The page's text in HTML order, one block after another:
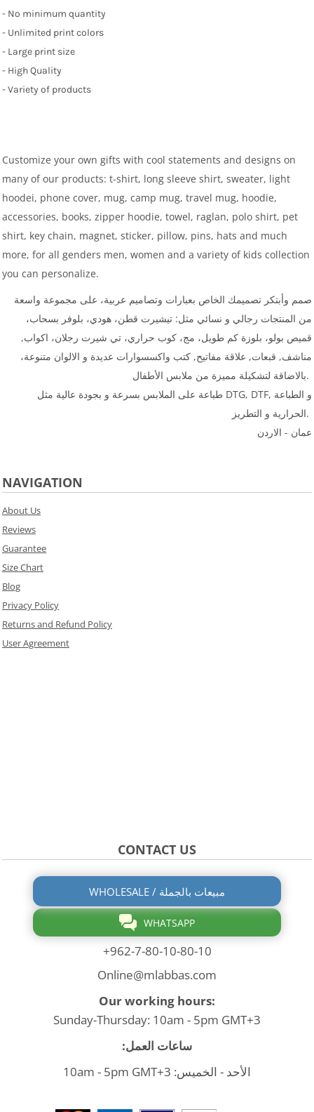
- No minimum quantity
- Unlimited print colors
- Large print size
- High Quality
- Variety of products
Customize your own gifts with cool statements and designs on
many of our products: t-shirt, long sleeve shirt, sweater, light
hoodei, phone cover, mug, camp mug, travel mug, hoodie,
accessories, books, zipper hoodie, towel, raglan, polo shirt, pet
shirt, key chain, magnet, sticker, pillow, pins, hats and much
more, for all genders men, women and a variety of kids collection
you can personalize.
صمم وأبتكر تصميمك الخاص بعبارات وتصاميم عربية، على مجموعة واسعة
من المنتجات رجالي و نسائي مثل: تيشيرت قطن، هودي، بلوفر بسحاب،
قميص بولو، بلوزة كم طويل، مج، كوب حراري، تي شيرت رجلان، اكواب,
مناشف, قبعات, علاقة مفاتيح, كتب واكسسوارات عديدة و الالوان متنوعة،
بالاضاقة لتشكيلة مميزة من ملابس الأطفال.
طباعة على الملابس بسرعة و بجودة عالية مثل DTG, DTF, و الطباعة
الحرارية و التطريز.
عمان - الاردن
NAVIGATION
About Us
Reviews
Guarantee
Size Chart
Blog
Privacy Policy
Returns and Refund Policy
User Agreement
CONTACT US
WHOLESALE / مبيعات بالجملة
WHATSAPP
+962-7-80-10-80-10
Online@mlabbas.com
Our working hours:
Sunday-Thursday: 10am - 5pm GMT+3
ساعات العمل:
الأحد - الخميس: 10am - 5pm GMT+3